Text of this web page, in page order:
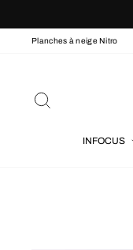
contenuPlanches à neige Nitro
INFOCUS